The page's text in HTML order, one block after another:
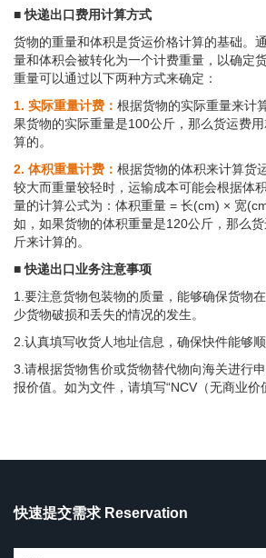
■ 快递出口费用计算方式
货物的重量和体积是货运价格计算的基础。
量和体积会被转化为一个计费重量，以确定
重量可以通过以下两种方式来确定：
1. 实际重量计费： 根据货物的实际重量来计
果货物的实际重量是100公斤，那么货运费
算的。
2. 体积重量计费： 根据货物的体积来计算货
较大而重量较轻时，运输成本可能会根据体
量的计算公式为：体积重量 = 长(cm) × 宽
如，如果货物的体积重量是120公斤，那么
斤来计算的。
■ 快递出口业务注意事项
1.要注意货物包装物的质量，能够确保货物
少货物破损和丢失的情况的发生。
2.认真填写收货人地址信息，确保快件能够顺
3.请根据货物售价或货物替代物向海关进行
报价值。如为文件，请填写“NCV（无商业价
快速提交需求 Reservation